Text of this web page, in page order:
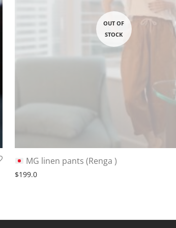
MG linen pants (Renga )
$199.0